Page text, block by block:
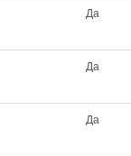
Да
Да
Да